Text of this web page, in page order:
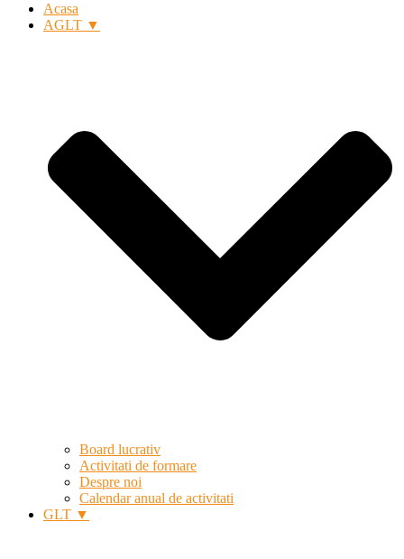
Acasa
AGLT ▼
Board lucrativ
Activitati de formare
Despre noi
Calendar anual de activitati
GLT ▼